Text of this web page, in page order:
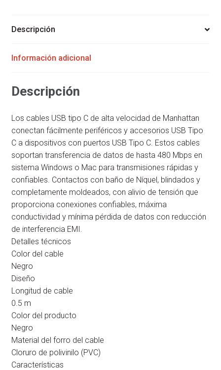
MACHO
NEGRO
cantidad
Descripción
Información adicional
Descripción
Los cables USB tipo C de alta velocidad de Manhattan
conectan fácilmente periféricos y accesorios USB Tipo
C a dispositivos con puertos USB Tipo C. Estos cables
soportan transferencia de datos de hasta 480 Mbps en
sistema Windows o Mac para transmisiones rápidas y
confiables. Contactos con baño de Níquel, blindados y
completamente moldeados, con alivio de tensión que
proporciona conexiones confiables, máxima
conductividad y mínima pérdida de datos con reducción
de interferencia EMI.
Detalles técnicos
Color del cable
Negro
Diseño
Longitud de cable
0.5 m
Color del producto
Negro
Material del forro del cable
Cloruro de polivinilo (PVC)
Características